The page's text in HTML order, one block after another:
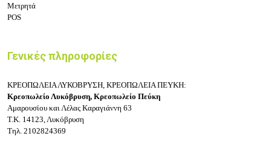
Μετρητά
POS
Γενικές πληροφορίες
ΚΡΕΟΠΩΛΕΙΑ ΛΥΚΟΒΡΥΣΗ, ΚΡΕΟΠΩΛΕΙΑ ΠΕΥΚΗ:
Κρεοπωλείο Λυκόβρυση, Κρεοπωλείο Πεύκη
Αμαρουσίου και Λέλας Καραγιάννη 63
Τ.Κ. 14123, Λυκόβρυση
Τηλ. 2102824369